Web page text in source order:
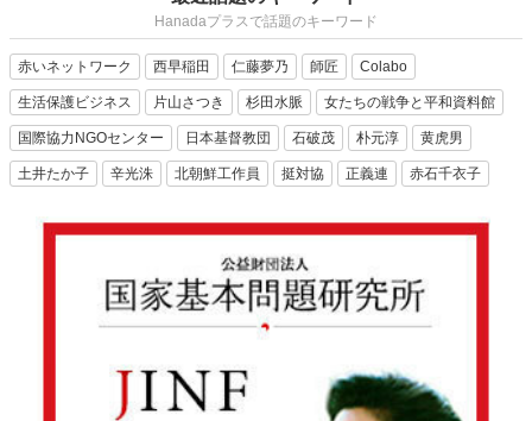
Hanadaプラスで話題のキーワード
赤いネットワーク 西早稲田 仁藤夢乃 師匠 Colabo
生活保護ビジネス 片山さつき 杉田水脈 女たちの戦争と平和資料館
国際協力NGOセンター 日本基督教団 石破茂 朴元淳 黄虎男
土井たか子 辛光洙 北朝鮮工作員 挺対協 正義連 赤石千衣子